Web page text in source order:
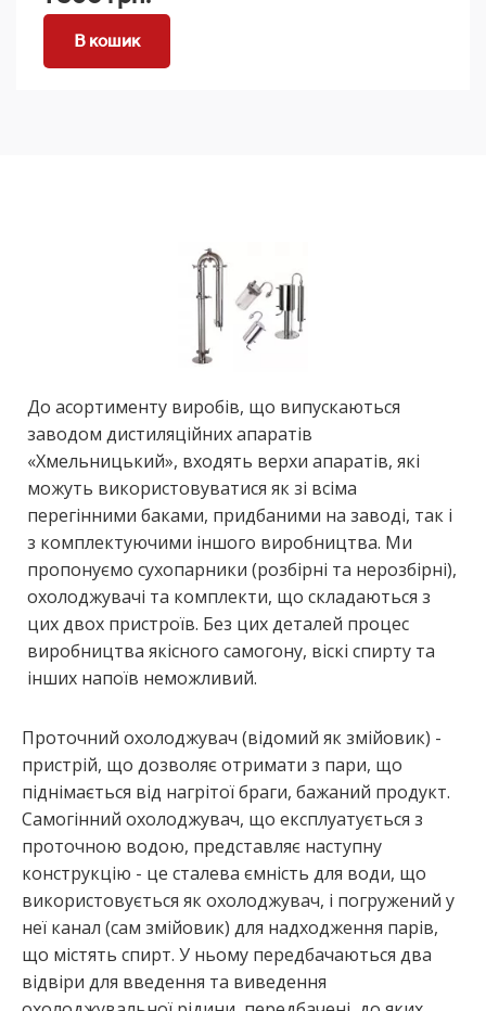
В кошик
До асортименту виробів, що випускаються
заводом дистиляційних апаратів
«Хмельницький», входять верхи апаратів, які
можуть використовуватися як зі всіма
перегінними баками, придбаними на заводі, так і
з комплектуючими іншого виробництва. Ми
пропонуємо сухопарники (розбірні та нерозбірні),
охолоджувачі та комплекти, що складаються з
цих двох пристроїв. Без цих деталей процес
виробництва якісного самогону, віскі спирту та
інших напоїв неможливий.
Проточний охолоджувач (відомий як змійовик) -
пристрій, що дозволяє отримати з пари, що
піднімається від нагрітої браги, бажаний продукт.
Самогінний охолоджувач, що експлуатується з
проточною водою, представляє наступну
конструкцію - це сталева ємність для води, що
використовується як охолоджувач, і погружений у
неї канал (сам змійовик) для надходження парів,
що містять спирт. У ньому передбачаються два
відвіри для введення та виведення